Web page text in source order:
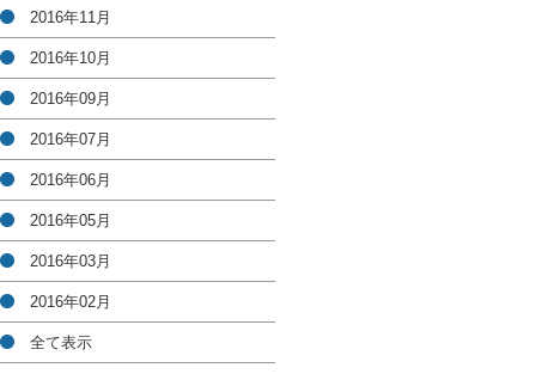
2016年11月
2016年10月
2016年09月
2016年07月
2016年06月
2016年05月
2016年03月
2016年02月
全て表示